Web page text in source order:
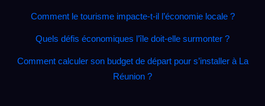
Comment le tourisme impacte‑t‑il l’économie locale ?
Quels défis économiques l’île doit‑elle surmonter ?
Comment calculer son budget de départ pour s’installer à La
Réunion ?